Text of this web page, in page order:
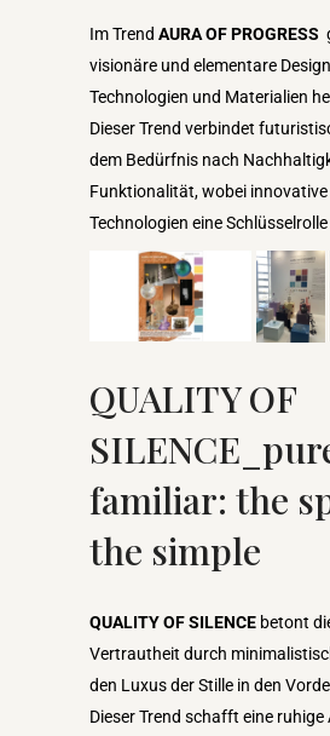
Im Trend AURA OF PROGRESS
visionäre und elementare
Technologien und Materialien
Dieser Trend verbindet
dem Bedürfnis nach
Funktionalität, wobei
Technologien eine
QUALITY OF
familiar: the
the simple
QUALITY OF SILENCE betont
Vertrautheit durch
den Luxus der Stille in den
Dieser Trend schafft eine